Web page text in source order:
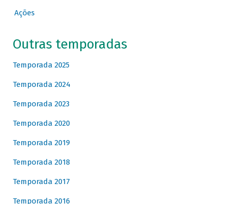
Ações
Outras temporadas
Temporada 2025
Temporada 2024
Temporada 2023
Temporada 2020
Temporada 2019
Temporada 2018
Temporada 2017
Temporada 2016